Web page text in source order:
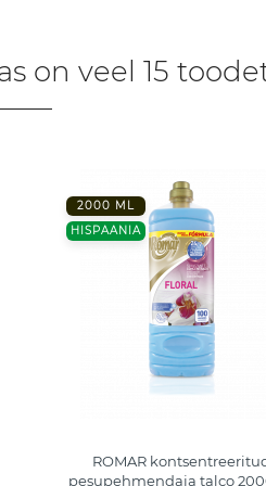
on veel 15
2000 ML
HISPAANIA
ROMAR
pesupehmendaja talco